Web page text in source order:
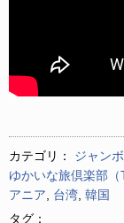
カテゴリ： ジャン
ゆかいな旅倶楽部（
アニア
台湾 韓国
タグ：